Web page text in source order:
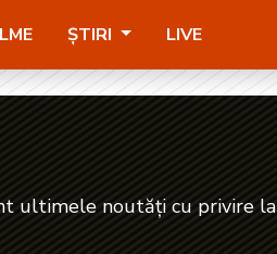
ȘTIRI LIVE
ultimele noutăți cu privire la